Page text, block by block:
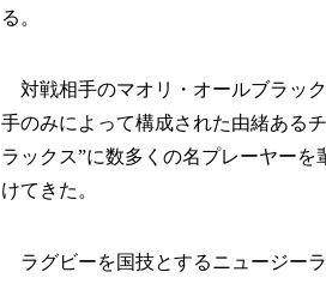
る。
対戦相手のマオリ・オールブラッ
手のみによって構成された由緒ある
ラックス”に数多くの名プレーヤー
けてきた。
ラグビーを国技とするニュージー